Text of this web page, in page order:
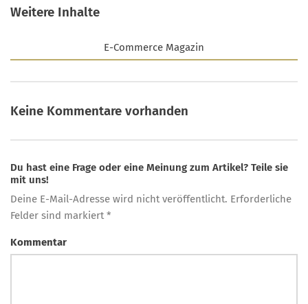
Weitere Inhalte
E-Commerce Magazin
Keine Kommentare vorhanden
Du hast eine Frage oder eine Meinung zum Artikel? Teile sie
mit uns!
Deine E-Mail-Adresse wird nicht veröffentlicht. Erforderliche
Felder sind markiert *
Kommentar